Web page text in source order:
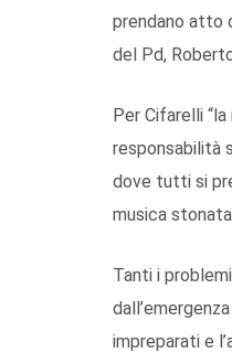
prendano atto
del Pd,
Per Cifarelli
responsabilità
dove tutti si
musica
Tanti i
impreparati e